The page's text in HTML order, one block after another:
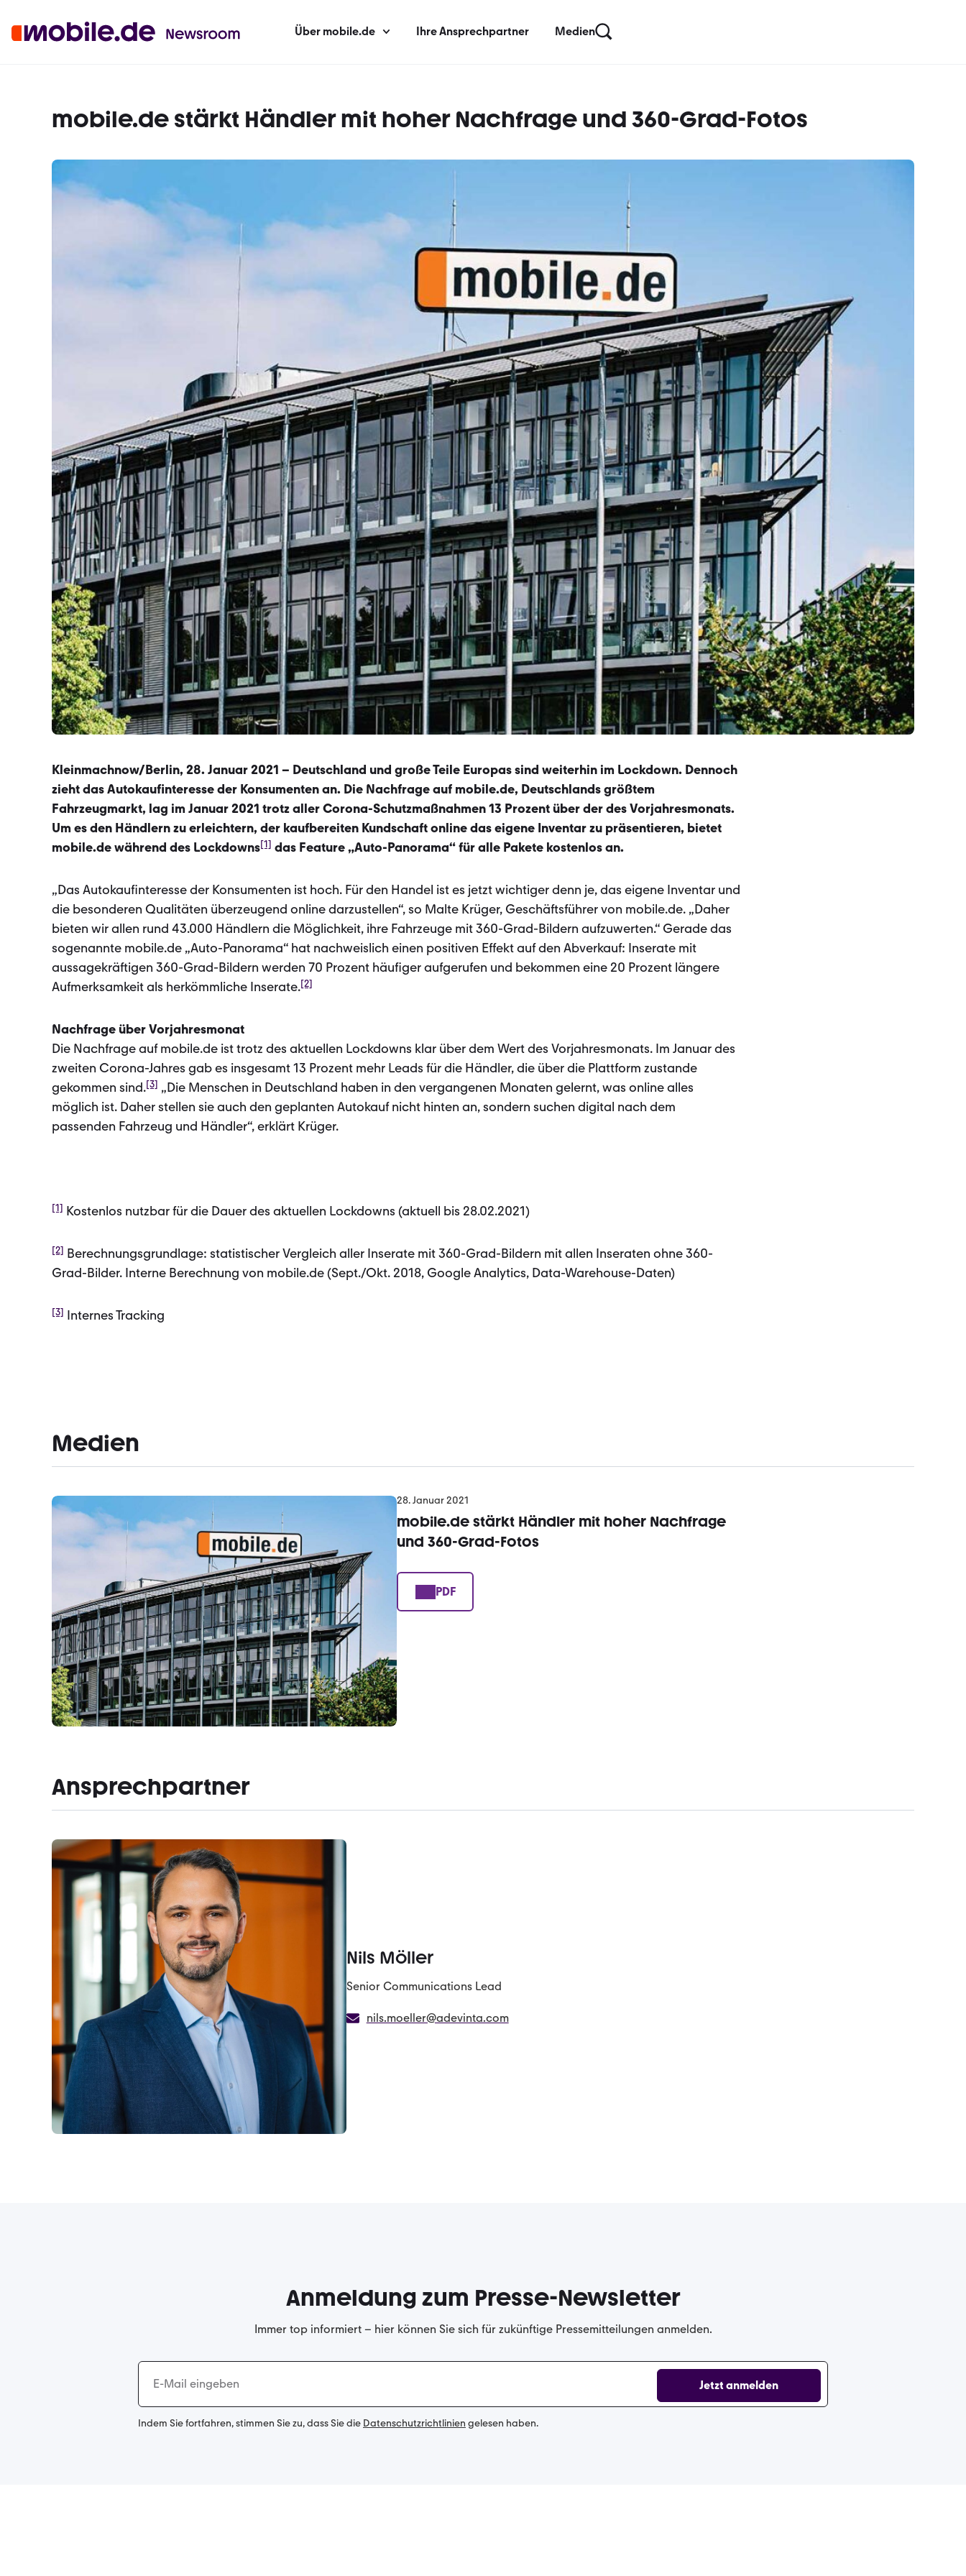
Über mobile.de Ihre Ansprechpartner Medien
mobile.de stärkt Händler mit hoher Nachfrage und 360-Grad-Fotos
Kleinmachnow/Berlin, 28. Januar 2021 – Deutschland und große Teile Europas sind weiterhin im Lockdown. Dennoch
zieht das Autokaufinteresse der Konsumenten an. Die Nachfrage auf mobile.de, Deutschlands größtem
Fahrzeugmarkt, lag im Januar 2021 trotz aller Corona-Schutzmaßnahmen 13 Prozent über der des Vorjahresmonats.
Um es den Händlern zu erleichtern, der kaufbereiten Kundschaft online das eigene Inventar zu präsentieren, bietet
mobile.de während des Lockdowns[1] das Feature „Auto-Panorama“ für alle Pakete kostenlos an.
„Das Autokaufinteresse der Konsumenten ist hoch. Für den Handel ist es jetzt wichtiger denn je, das eigene Inventar und
die besonderen Qualitäten überzeugend online darzustellen“, so Malte Krüger, Geschäftsführer von mobile.de. „Daher
bieten wir allen rund 43.000 Händlern die Möglichkeit, ihre Fahrzeuge mit 360-Grad-Bildern aufzuwerten.“ Gerade das
sogenannte mobile.de „Auto-Panorama“ hat nachweislich einen positiven Effekt auf den Abverkauf: Inserate mit
aussagekräftigen 360-Grad-Bildern werden 70 Prozent häufiger aufgerufen und bekommen eine 20 Prozent längere
Aufmerksamkeit als herkömmliche Inserate.[2]
Nachfrage über Vorjahresmonat
Die Nachfrage auf mobile.de ist trotz des aktuellen Lockdowns klar über dem Wert des Vorjahresmonats. Im Januar des
zweiten Corona-Jahres gab es insgesamt 13 Prozent mehr Leads für die Händler, die über die Plattform zustande
gekommen sind.[3] „Die Menschen in Deutschland haben in den vergangenen Monaten gelernt, was online alles
möglich ist. Daher stellen sie auch den geplanten Autokauf nicht hinten an, sondern suchen digital nach dem
passenden Fahrzeug und Händler“, erklärt Krüger.
[1] Kostenlos nutzbar für die Dauer des aktuellen Lockdowns (aktuell bis 28.02.2021)
[2] Berechnungsgrundlage: statistischer Vergleich aller Inserate mit 360-Grad-Bildern mit allen Inseraten ohne 360-
Grad-Bilder. Interne Berechnung von mobile.de (Sept./Okt. 2018, Google Analytics, Data-Warehouse-Daten)
[3] Internes Tracking
Medien
28. Januar 2021
mobile.de stärkt Händler mit hoher Nachfrage
und 360-Grad-Fotos
PDF
Ansprechpartner
Nils Möller
Senior Communications Lead
nils.moeller@adevinta.com
Anmeldung zum Presse-Newsletter
Immer top informiert – hier können Sie sich für zukünftige Pressemitteilungen anmelden.
Jetzt anmelden
Indem Sie fortfahren, stimmen Sie zu, dass Sie die Datenschutzrichtlinien gelesen haben.